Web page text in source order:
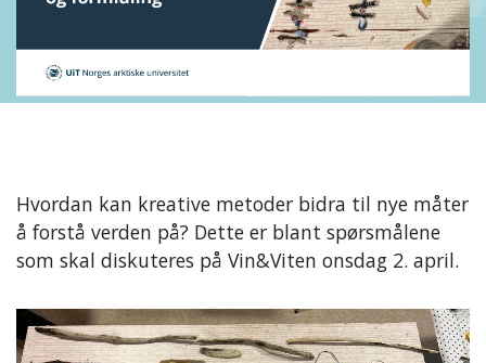
Hvordan kan kreative metoder bidra til nye måter
å forstå verden på? Dette er blant spørsmålene
som skal diskuteres på Vin&Viten onsdag 2. april.